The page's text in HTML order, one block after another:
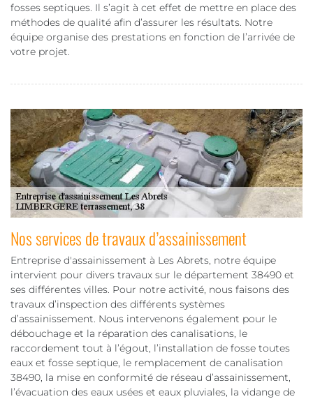
fosses septiques. Il s’agit à cet effet de mettre en place des
méthodes de qualité afin d’assurer les résultats. Notre
équipe organise des prestations en fonction de l’arrivée de
votre projet.
Nos services de travaux d’assainissement
Entreprise d'assainissement à Les Abrets, notre équipe
intervient pour divers travaux sur le département 38490 et
ses différentes villes. Pour notre activité, nous faisons des
travaux d’inspection des différents systèmes
d’assainissement. Nous intervenons également pour le
débouchage et la réparation des canalisations, le
raccordement tout à l’égout, l’installation de fosse toutes
eaux et fosse septique, le remplacement de canalisation
38490, la mise en conformité de réseau d’assainissement,
l’évacuation des eaux usées et eaux pluviales, la vidange de